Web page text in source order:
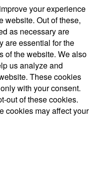
your experience
website. Out of these,
as necessary are
are essential for the
of the website. We also
us analyze and
These cookies
with your consent.
out of these cookies.
cookies may affect your